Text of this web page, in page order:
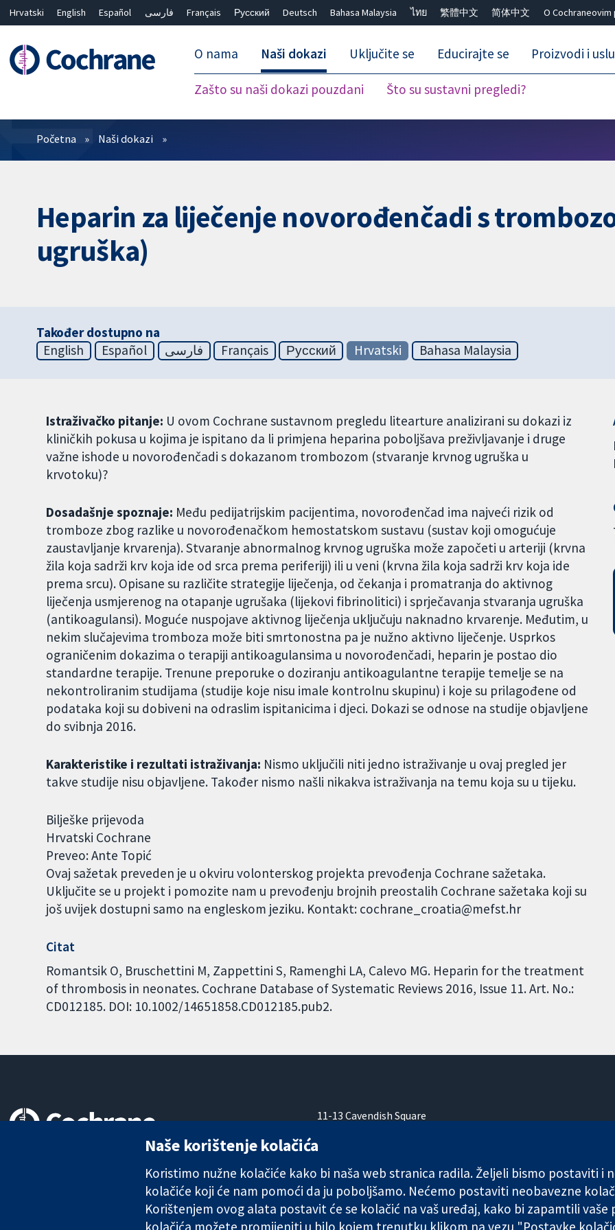
Hrvatski English Español فارسی Français Русский Deutsch Bahasa Malaysia ไทย 繁體中文 简体中文 O
O nama Naši dokazi
Zašto su naši dokazi pouzdani Što su sustavni pregledi?
Uključite se Educirajte se Proizvodi i
Prečistači
Početna Naši dokazi
Heparin za liječenje novorođenčadi s
ugruška)
Također dostupno na
English
Español فارسی Français Русский Hrvatski Bahasa Malaysia
Istraživačko pitanje: U ovom Cochrane sustavnom pregledu litearture analizirani su dokazi iz
kliničkih pokusa u kojima je ispitano da li primjena heparina poboljšava preživljavanje i druge
važne ishode u novorođenčadi s dokazanom trombozom (stvaranje krvnog ugruška u
krvotoku)?
Dosadašnje spoznaje: Među pedijatrijskim pacijentima, novorođenčad ima najveći rizik od
tromboze zbog razlike u novorođenačkom hemostatskom sustavu (sustav koji omogućuje
zaustavljanje krvarenja). Stvaranje abnormalnog krvnog ugruška može započeti u arteriji (krvna
žila koja sadrži krv koja ide od srca prema periferiji) ili u veni (krvna žila koja sadrži krv koja ide
prema srcu). Opisane su različite strategije liječenja, od čekanja i promatranja do aktivnog
liječenja usmjerenog na otapanje ugrušaka (lijekovi fibrinolitici) i sprječavanja stvaranja ugruška
(antikoagulansi). Moguće nuspojave aktivnog liječenja uključuju naknadno krvarenje. Međutim, u
nekim slučajevima tromboza može biti smrtonostna pa je nužno aktivno liječenje. Usprkos
ograničenim dokazima o terapiji antikoagulansima u novorođenčadi, heparin je postao dio
standardne terapije. Trenune preporuke o doziranju antikoagulantne terapije temelje se na
nekontroliranim studijama (studije koje nisu imale kontrolnu skupinu) i koje su prilagođene od
podataka koji su dobiveni na odraslim ispitanicima i djeci. Dokazi se odnose na studije objavljene
do svibnja 2016.
Karakteristike i rezultati istraživanja: Nismo uključili niti jedno istraživanje u ovaj pregled jer
takve studije nisu objavljene. Također nismo našli nikakva istraživanja na temu koja su u tijeku.
Bilješke prijevoda
Hrvatski Cochrane
Preveo: Ante Topić
Ovaj sažetak preveden je u okviru volonterskog projekta prevođenja Cochrane sažetaka.
Uključite se u projekt i pomozite nam u prevođenju brojnih preostalih Cochrane sažetaka koji su
još uvijek dostupni samo na engleskom jeziku. Kontakt: cochrane_croatia@mefst.hr
Citat
Romantsik O, Bruschettini M, Zappettini S, Ramenghi LA, Calevo MG. Heparin for the treatment
of thrombosis in neonates. Cochrane Database of Systematic Reviews 2016, Issue 11. Art. No.:
CD012185. DOI: 10.1002/14651858.CD012185.pub2.
11-13 Cavendish Square
W1G 0AN
Naše korištenje kolačića
Koristimo nužne kolačiće kako bi naša web stranica radila. Željeli bismo postaviti i
kolačiće koji će nam pomoći da ju poboljšamo. Nećemo postaviti neobavezne
Korištenjem ovog alata postavit će se kolačić na vaš uređaj, kako bi zapamtili vaše
kolačića možete promijeniti u bilo kojem trenutku klikom na vezu "Postavke